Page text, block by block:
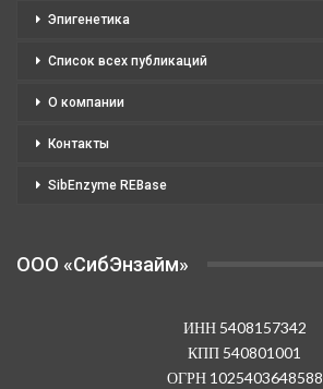
Эпигенетика
Список всех публикаций
О компании
Контакты
SibEnzyme REBase
OOO «СибЭнзайм»
ИНН 5408157342
КПП 540801001
ОГРН 1025403648588